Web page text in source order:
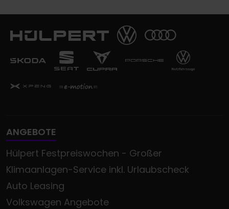
ANGEBOTE
Hülpert Festpreiswochen - Großer
Klimaanlagen-Service inkl. Urlaubscheck
Auto Leasing
Volkswagen Angebote